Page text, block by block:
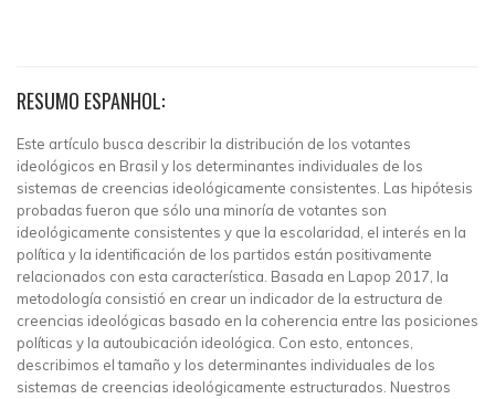
RESUMO ESPANHOL:
Este artículo busca describir la distribución de los votantes
ideológicos en Brasil y los determinantes individuales de los
sistemas de creencias ideológicamente consistentes. Las hipótesis
probadas fueron que sólo una minoría de votantes son
ideológicamente consistentes y que la escolaridad, el interés en la
política y la identificación de los partidos están positivamente
relacionados con esta característica. Basada en Lapop 2017, la
metodología consistió en crear un indicador de la estructura de
creencias ideológicas basado en la coherencia entre las posiciones
políticas y la autoubicación ideológica. Con esto, entonces,
describimos el tamaño y los determinantes individuales de los
sistemas de creencias ideológicamente estructurados. Nuestros